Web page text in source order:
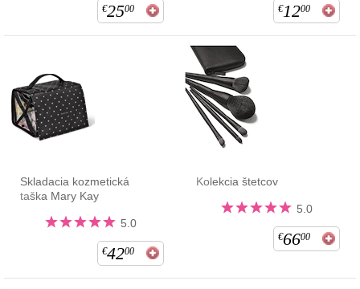
€2500 €1200
Skladacia kozmetická
taška Mary Kay
5.0
€4200
Kolekcia štetcov
5.0
€6600